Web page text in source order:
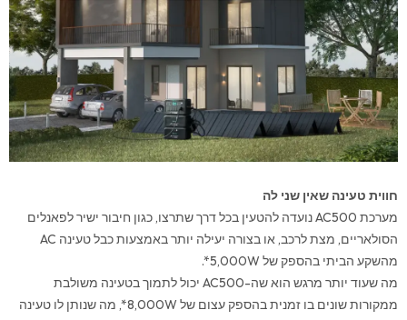
חווית טעינה שאין שני לה
מערכת AC500 נועדה להטעין בכל דרך שתרצו, כגון חיבור ישיר לפאנלים
הסולאריים, מצת לרכב, או בצורה יעילה יותר באמצעות כבל טעינה AC
מהשקע הביתי בהספק של 5,000W*.
מה שעוד יותר מרגש הוא שה-AC500 יכול לתמוך בטעינה משולבת
ממקורות שונים בו זמנית בהספק עצום של 8,000W*, מה שנותן לו טעינה